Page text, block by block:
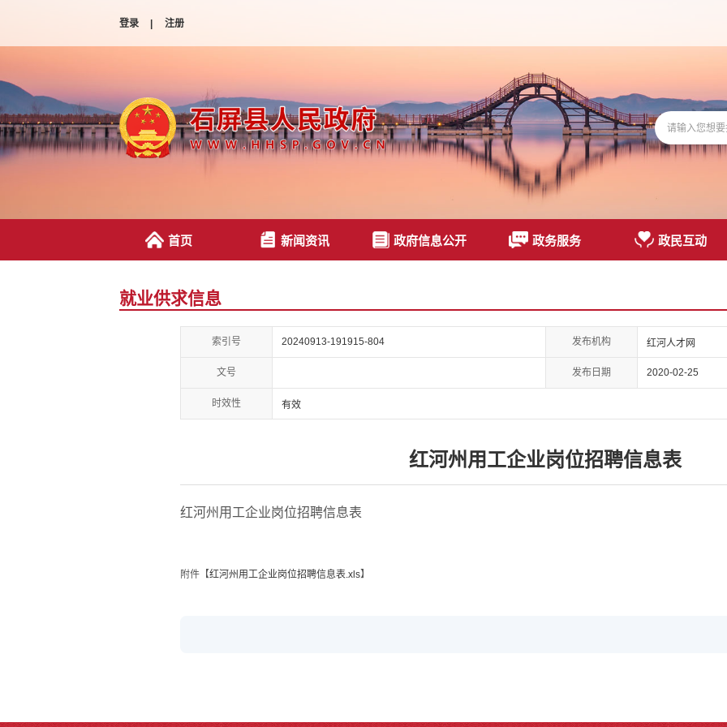
登录 | 注册
首页 新闻资讯 政府信息公开 政务服务 政民互动
就业供求信息
索引号 20240913-191915-804 发布机构 红河人才网
文号 发布日期 2020-02-25
时效性 有效
红河州用工企业岗位招聘信息表
红河州用工企业岗位招聘信息表
附件【红河州用工企业岗位招聘信息表.xls】